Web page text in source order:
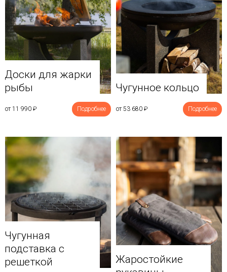
Доски для жарки
рыбы
от 11 990 ₽ Подробнее
Чугунное кольцо
от 53 680 ₽ Подробнее
Чугунная
подставка с
решеткой
Жаростойкие